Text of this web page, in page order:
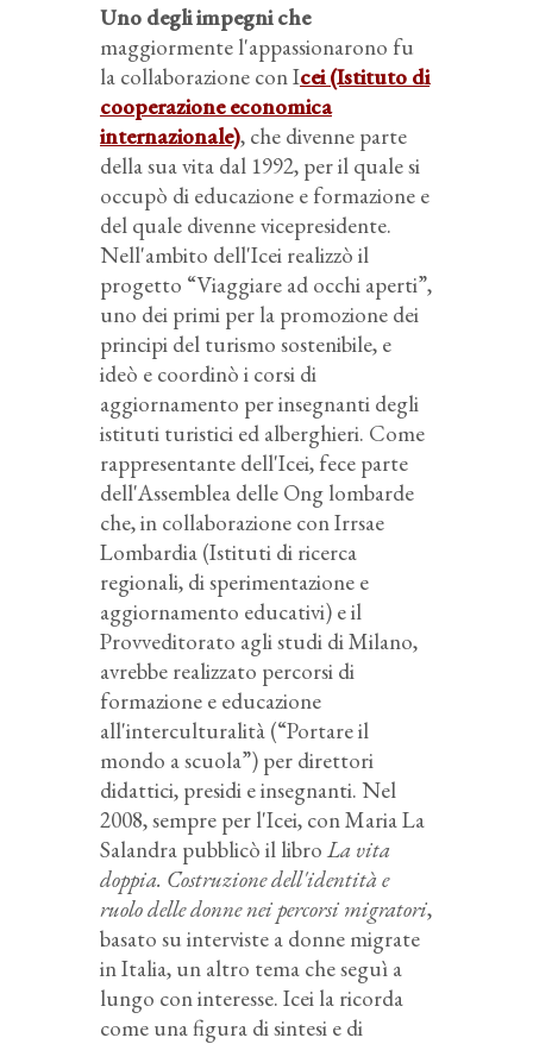
Uno degli impegni che
maggiormente l'appassionarono fu
la collaborazione con Icei (Istituto di
cooperazione economica
internazionale), che divenne parte
della sua vita dal 1992, per il quale si
occupò di educazione e formazione e
del quale divenne vicepresidente.
Nell'ambito dell'Icei realizzò il
progetto “Viaggiare ad occhi aperti”,
uno dei primi per la promozione dei
principi del turismo sostenibile, e
ideò e coordinò i corsi di
aggiornamento per insegnanti degli
istituti turistici ed alberghieri. Come
rappresentante dell'Icei, fece parte
dell'Assemblea delle Ong lombarde
che, in collaborazione con Irrsae
Lombardia (Istituti di ricerca
regionali, di sperimentazione e
aggiornamento educativi) e il
Provveditorato agli studi di Milano,
avrebbe realizzato percorsi di
formazione e educazione
all'interculturalità (“Portare il
mondo a scuola”) per direttori
didattici, presidi e insegnanti. Nel
2008, sempre per l'Icei, con Maria La
Salandra pubblicò il libro La vita
doppia. Costruzione dell'identità e
ruolo delle donne nei percorsi migratori,
basato su interviste a donne migrate
in Italia, un altro tema che seguì a
lungo con interesse. Icei la ricorda
come una figura di sintesi e di